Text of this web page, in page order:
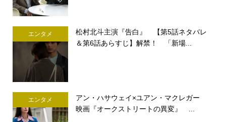
エンタメ
松村北斗主演『告白』 【第5話ネタバレ
＆第6話あらすじ】解禁！ 「新場...
エンタメ
アン・ハサウェイ×ユアン・マクレガー
映画『オークストリートの異変』 ...